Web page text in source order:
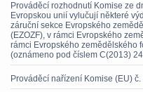
Prováděcí rozhodnutí Komise ze
Evropskou unií vylučují některé
záruční sekce Evropského
(EZOZF), v rámci Evropského
rámci Evropského zemědělského
(oznámeno pod číslem C(2013)
Prováděcí nařízení Komise (EU)